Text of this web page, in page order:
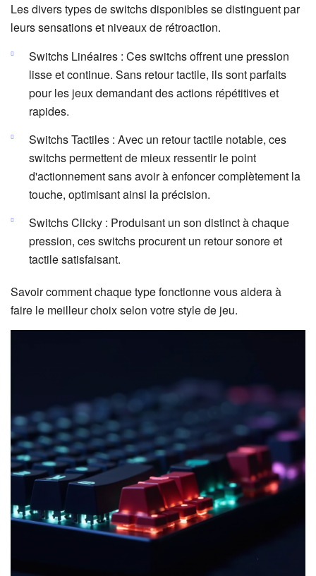
Les divers types de switchs disponibles se distinguent par
leurs sensations et niveaux de rétroaction.
Switchs Linéaires : Ces switchs offrent une pression
lisse et continue. Sans retour tactile, ils sont parfaits
pour les jeux demandant des actions répétitives et
rapides.
Switchs Tactiles : Avec un retour tactile notable, ces
switchs permettent de mieux ressentir le point
d'actionnement sans avoir à enfoncer complètement la
touche, optimisant ainsi la précision.
Switchs Clicky : Produisant un son distinct à chaque
pression, ces switchs procurent un retour sonore et
tactile satisfaisant.
Savoir comment chaque type fonctionne vous aidera à
faire le meilleur choix selon votre style de jeu.